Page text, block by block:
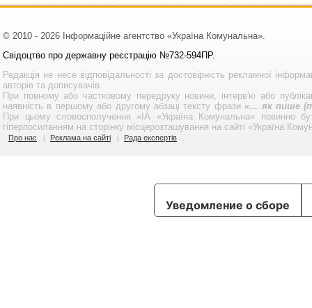
© 2010 - 2026 Інформаційне агентство «Україна Комунальна».
Свідоцтво про державну реєстрацію №732-594ПР.
Редакція не несе відповідальності за достовірність рекламної
авторів та дописувачів.
При повному або частковому передруку новини, інтерв'ю або
наявність в першому або другому абзаці тексту фрази«... як пише
При цьому словосполучення «ІА «Україна Комунальна» повинно
гіперпосиланням на сторінку місцерозташування на сайті «Україна
Про нас Реклама на сайті Рада експертів
Уведомление о сборе